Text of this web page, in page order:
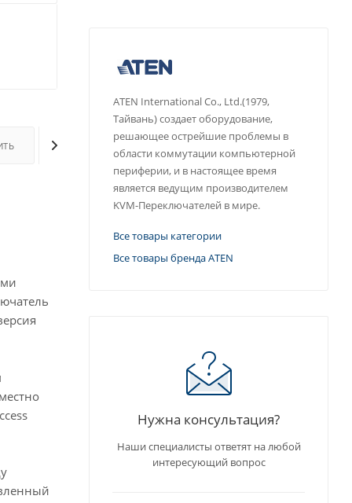
ДОСТАВКА
ATEN International Co., Ltd.(1979,
Тайвань) создает оборудование,
решающее острейшие проблемы в
области коммутации компьютерной
периферии, и в настоящее время
является ведущим производителем
KVM-Переключателей в мире.
Все товары категории
Все товары бренда ATEN
Нужна консультация?
Наши специалисты ответят на любой
интересующий вопрос